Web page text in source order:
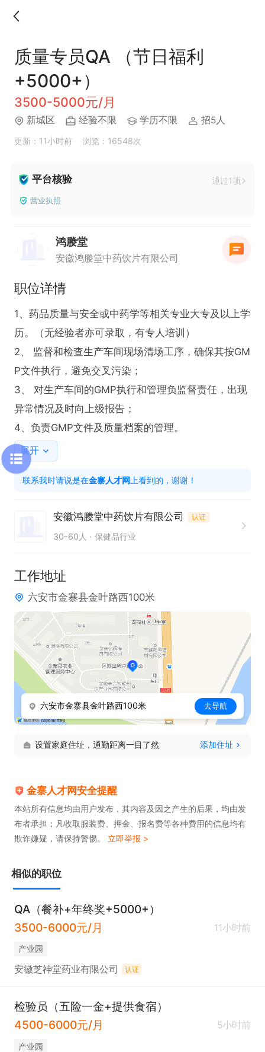
质量专员QA （节日福利
+5000+）
3500-5000元/月
新城区 经验不限 学历不限 招5人
更新：11小时前 浏览：16548次
平台核验 通过1项
营业执照
鸿媵堂
安徽鸿媵堂中药饮片有限公司
职位详情
1、药品质量与安全或中药学等相关专业大专及以上学
历。（无经验者亦可录取，有专人培训）
2、 监督和检查生产车间现场清场工序，确保其按GM
P文件执行，避免交叉污染；
3、 对生产车间的GMP执行和管理负监督责任，出现
异常情况及时向上级报告；
4、负责GMP文件及质量档案的管理。
展开
联系我时请说是在金寨人才网 上看到的，谢谢！
安徽鸿媵堂中药饮片有限公司 认证
30-60人 保健品行业
工作地址
六安市金寨县金叶路西100米
六安市金寨县金叶路西100米 去导航
设置家庭住址，通勤距离一目了然 添加住址
金寨人才网安全提醒
本站所有信息均由用户发布，其内容及因之产生的后果，均由发
布者承担；凡收取服装费、押金、报名费等各种费用的信息均有
欺诈嫌疑，请保持警惕。 立即举报 >
相似的职位
QA（餐补+年终奖+5000+）
3500-6000元/月
11小时前
产业园
安徽芝神堂药业有限公司 认证
检验员（五险一金+提供食宿）
4500-6000元/月
5小时前
产业园